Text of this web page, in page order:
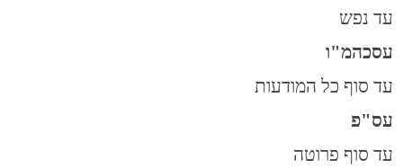
עד נפש
עסכהמ"ו
עד סוף כל המודעות
עס"פ
עד סוף פרוטה